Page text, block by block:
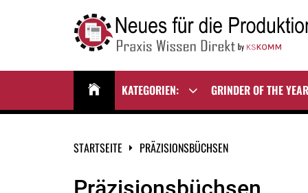
NEUES FÜR DIE
PRODUKTION
KATEGORIEN:
Show
menu
GRINDER OF THE YEAR
STARTSEITE PRÄZISIONSBÜCHSEN